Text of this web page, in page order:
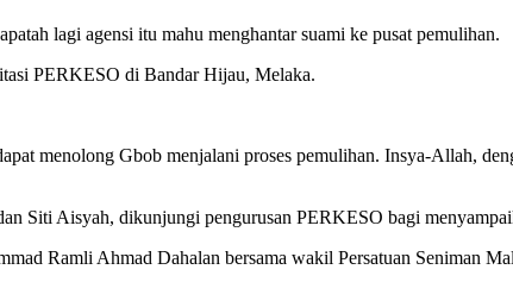
lagi agensi itu mahu menghantar suami ke pusat pemulihan.
PERKESO di Bandar Hijau, Melaka.
menolong Gbob menjalani proses pemulihan. Insya-Allah,
Siti Aisyah, dikunjungi pengurusan PERKESO bagi
Ramli Ahmad Dahalan bersama wakil Persatuan Seniman